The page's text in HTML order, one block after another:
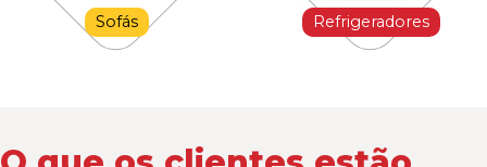
Sofás Refrigeradores